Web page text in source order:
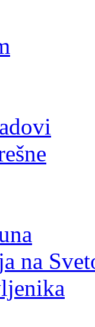
na